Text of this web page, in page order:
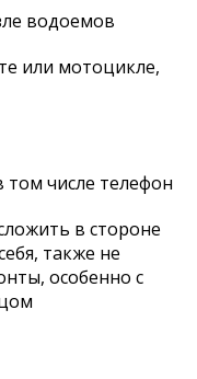
водоемов
или мотоцикле,
числе телефон
в стороне
также не
особенно с